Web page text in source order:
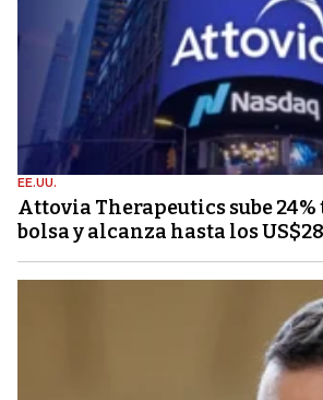
EE.UU.
Attovia Therapeutics sube 24%
bolsa y alcanza hasta los